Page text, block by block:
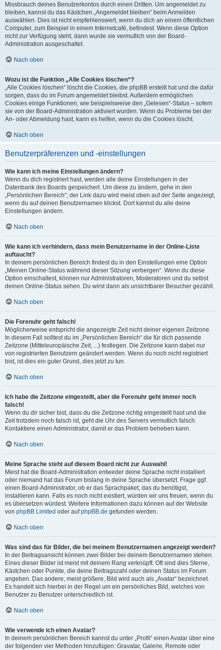
Missbrauch deines Benutzerkontos durch einen Dritten. Um angemeldet zu
bleiben, kannst du das Kästchen „Angemeldet bleiben“ beim Anmelden
auswählen. Dies ist nicht empfehlenswert, wenn du dich an einem öffentlichen
Computer, zum Beispiel in einem Internetcafé, befindest. Wenn diese Option
nicht zur Verfügung steht, dann wurde sie vermutlich von der Board-
Administration ausgeschaltet.
Nach oben
Wozu ist die Funktion „Alle Cookies löschen“?
„Alle Cookies löschen“ löscht die Cookies, die phpBB erstellt hat und die dafür
sorgen, dass du im Forum angemeldet bleibst. Außerdem ermöglichen
Cookies einige Funktionen, wie beispielsweise den „Gelesen“-Status – sofern
sie von der Board-Administration aktiviert wurden. Wenn du Probleme bei der
An- oder Abmeldung hast, kann es helfen, wenn du die Cookies löscht.
Nach oben
Benutzerpräferenzen und -einstellungen
Wie kann ich meine Einstellungen ändern?
Wenn du dich registriert hast, werden alle deine Einstellungen in der
Datenbank des Boards gespeichert. Um diese zu ändern, gehe in den
„Persönlichen Bereich“; der Link dazu wird meist oben auf der Seite angezeigt,
wenn du auf deinen Benutzernamen klickst. Dort kannst du alle deine
Einstellungen ändern.
Nach oben
Wie kann ich verhindern, dass mein Benutzername in der Online-Liste
auftaucht?
In deinem persönlichen Bereich findest du in den Einstellungen eine Option
„Meinen Online-Status während dieser Sitzung verbergen“. Wenn du diese
Option einschaltest, können nur Administratoren, Moderatoren und du selbst
deinen Online-Status sehen. Du wirst dann als unsichtbarer Besucher gezählt.
Nach oben
Die Forenuhr geht falsch!
Möglicherweise entspricht die angezeigte Zeit nicht deiner eigenen Zeitzone.
In diesem Fall solltest du im „Persönlichen Bereich“ die für dich passende
Zeitzone (Mitteleuropäische Zeit, ...) festlegen. Die Zeitzone kann dabei nur
von registrierten Benutzern geändert werden. Wenn du noch nicht registriert
bist, ist dies ein guter Grund, dies jetzt zu tun.
Nach oben
Ich habe die Zeitzone eingestellt, aber die Forenuhr geht immer noch
falsch!
Wenn du dir sicher bist, dass du die Zeitzone richtig eingestellt hast und die
Zeit trotzdem noch falsch ist, geht die Uhr des Servers vermutlich falsch.
Kontaktiere einen Administrator, damit er das Problem beheben kann.
Nach oben
Meine Sprache steht auf diesem Board nicht zur Auswahl!
Meist hat die Board-Administration entweder deine Sprache nicht installiert
oder niemand hat das Forum bislang in deine Sprache übersetzt. Frage ggf.
einen Board-Administrator, ob er das Sprachpaket, das du benötigst,
installieren kann. Falls es noch nicht existiert, würden wir uns freuen, wenn du
es übersetzen würdest. Weitere Informationen dazu können auf der Website
von phpBB Limited oder aufphpBB.de gefunden werden.
Nach oben
Was sind das für Bilder, die bei meinem Benutzernamen angezeigt werden?
In der Beitragsansicht können zwei Bilder bei deinem Benutzernamen stehen.
Eines dieser Bilder ist meist mit deinem Rang verknüpft: Oft sind dies Sterne,
Kästchen oder Punkte, die deine Beitragszahl oder deinen Status im Forum
angeben. Das andere, meist größere, Bild wird auch als „Avatar“ bezeichnet.
Es handelt sich hierbei in der Regel um ein persönliches Bild, welches von
Benutzer zu Benutzer unterschiedlich ist.
Nach oben
Wie verwende ich einen Avatar?
In deinem persönlichen Bereich kannst du unter „Profil“ einen Avatar über eine
der folgenden vier Methoden hinzufügen: Gravatar, Galerie, Remote oder